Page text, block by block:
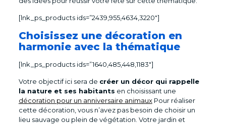
[lnk_ps_products ids=”2439,955,4634,3220″]
Choisissez une décoration en
harmonie avec la thématique
[lnk_ps_products ids=”1640,485,448,1183″]
Votre objectif ici sera de créer un décor qui rappelle
la nature et ses habitants en choisissant une
décoration pour un anniversaire animauxPour réaliser
cette décoration, vous n’avez pas besoin de choisir un
lieu sauvage ou plein de végétation. Votre jardin et